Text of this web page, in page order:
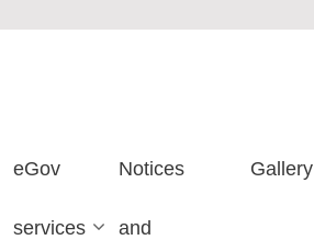
eGov
services
Notices
and
Gallery